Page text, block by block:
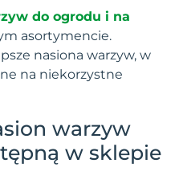
do ogrodu i na
asortymencie.
nasiona warzyw, w
na niekorzystne
warzyw
w sklepie